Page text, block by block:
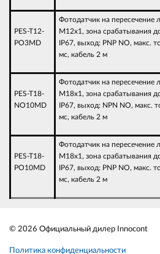
PES-T12-
PO3MD
Фотодатчик на пересечение
М12х1, зона срабатывания
IP67, выход: РNP NO, макс.
мс, кабель 2 м
PES-T18-
NO10MD
Фотодатчик на пересечение
М18х1, зона срабатывания
IP67, выход: NРN NO, макс.
мс, кабель 2 м
PES-T18-
PO10MD
Фотодатчик на пересечение
М18х1, зона срабатывания
IP67, выход: РNP NO, макс.
мс, кабель 2 м
© 2026 Официальный дилер Innocont
Политика конфиденциальности